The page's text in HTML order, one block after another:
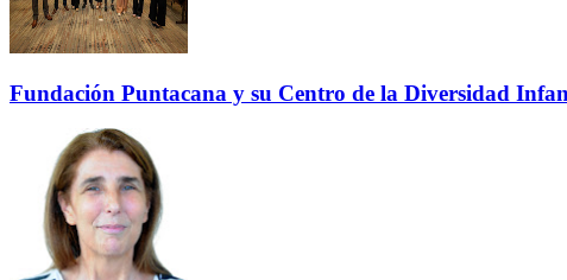
Fundación Puntacana y su Centro de la Diversidad